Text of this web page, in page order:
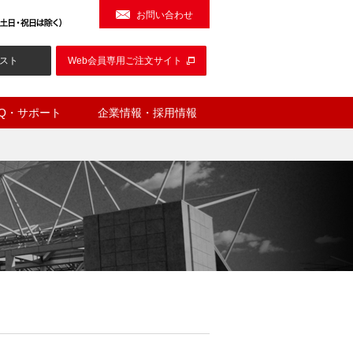
お問い合わせ
ト Web会員専用ご注文サイト
・サポート 企業情報・採用情報